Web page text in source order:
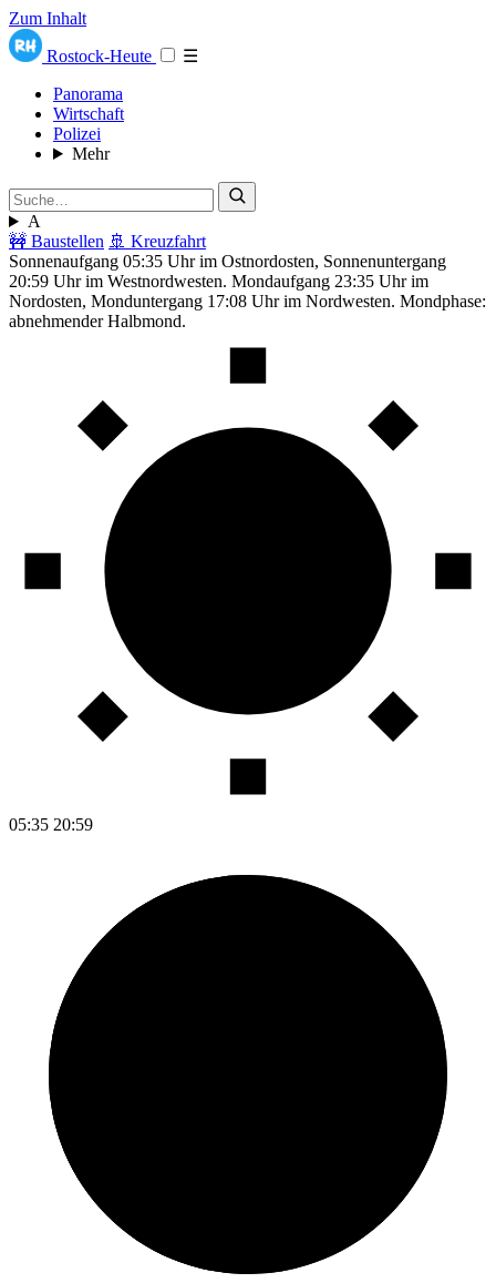
Zum Inhalt
Rostock-Heute
☰
Panorama
Wirtschaft
Polizei
Mehr
A
🚧 Baustellen 🚢 Kreuzfahrt
Sonnenaufgang 05:35 Uhr im Ostnordosten, Sonnenuntergang
20:59 Uhr im Westnordwesten. Mondaufgang 23:35 Uhr im
Nordosten, Monduntergang 17:08 Uhr im Nordwesten. Mondphase:
abnehmender Halbmond.
05:35 20:59